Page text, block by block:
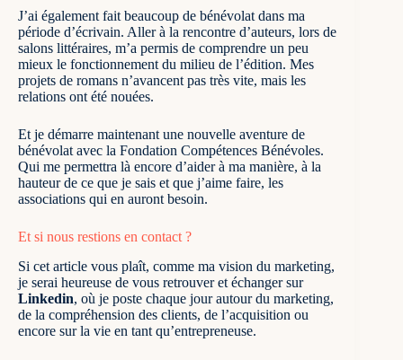
J’ai également fait beaucoup de bénévolat dans ma
période d’écrivain. Aller à la rencontre d’auteurs, lors de
salons littéraires, m’a permis de comprendre un peu
mieux le fonctionnement du milieu de l’édition. Mes
projets de romans n’avancent pas très vite, mais les
relations ont été nouées.
Et je démarre maintenant une nouvelle aventure de
bénévolat avec la Fondation Compétences Bénévoles.
Qui me permettra là encore d’aider à ma manière, à la
hauteur de ce que je sais et que j’aime faire, les
associations qui en auront besoin.
Et si nous restions en contact ?
Si cet article vous plaît, comme ma vision du marketing,
je serai heureuse de vous retrouver et échanger sur
Linkedin, où je poste chaque jour autour du marketing,
de la compréhension des clients, de l’acquisition ou
encore sur la vie en tant qu’entrepreneuse.